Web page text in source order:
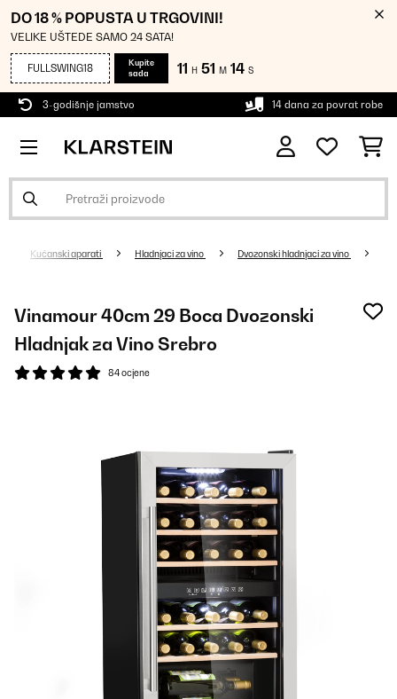
DO 18 % POPUSTA U TRGOVINI!
VELIKE UŠTEDE SAMO 24 SATA!
FULLSWING18
Kupite
sada
11 H 51 M 14 S
3-godišnje jamstvo 14 dana za povrat robe
Kućanski aparati Hladnjaci za vino Dvozonski hladnjaci za vino
Vinamour 40cm 29 Boca Dvozonski
Hladnjak za Vino Srebro
84 ocjene